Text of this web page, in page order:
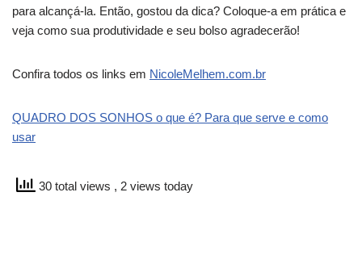
para alcançá-la. Então, gostou da dica? Coloque-a em prática e
veja como sua produtividade e seu bolso agradecerão!
Confira todos os links em NicoleMelhem.com.br
QUADRO DOS SONHOS o que é? Para que serve e como
usar
30 total views , 2 views today